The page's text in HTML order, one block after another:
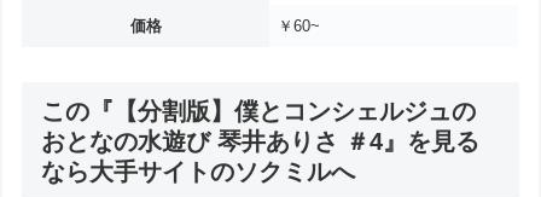
価格 ￥60~
この『【分割版】僕とコンシェルジュの
おとなの水遊び 琴井ありさ ＃4』を見る
なら大手サイトのソクミルへ